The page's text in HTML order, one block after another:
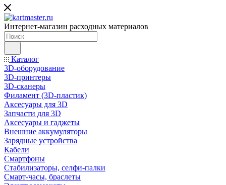
Интернет-магазин расходных материалов
Каталог
3D-оборудование
3D-принтеры
3D-сканеры
Филамент (3D-пластик)
Аксесуары для 3D
Запчасти для 3D
Аксесуары и гаджеты
Внешние аккумуляторы
Зарядные устройства
Кабели
Смартфоны
Стабилизаторы, селфи-палки
Смарт-часы, браслеты